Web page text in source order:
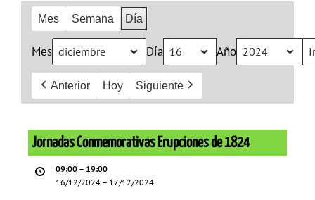
Mes Semana Día
Mes Día Año
Anterior Hoy Siguiente
Conmemorativas
Erupciones
Jornadas Conmemorativas Erupciones de 1824
09:00 – 19:00
16/12/2024 – 17/12/2024